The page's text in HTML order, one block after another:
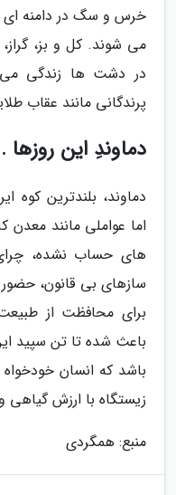
می شوند. کل و بز،
در دشت ها زندگی می
پرندگانی مانند عقاب
دماوندِ این روزها
دماوند، بلندترین کوه
اما عواملی مانند
های حساب نشده،
سازهای بی قانون،
برای محافظت از
باعث شده تا تن سپید
باشد که انسان
زیستگاه با ارزش گیاهی
منبع: همگردی